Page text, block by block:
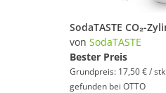
von SodaTASTE
Bester Preis
Grundpreis: 17,50 € / stk
gefunden bei OTTO